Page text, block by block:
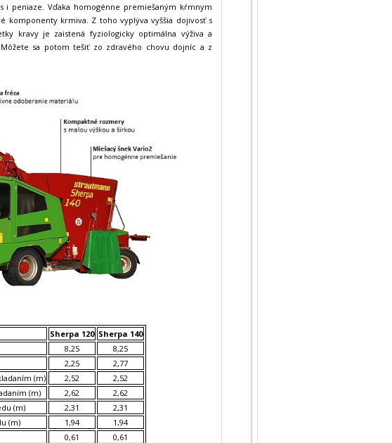
peniaze. Vďaka homogénne premiešaným kŕmnym
komponenty krmiva. Z toho vyplýva vyššia dojivosť s
kravy je zaistená fyziologicky optimálna výživa a
sa potom tešiť zo zdravého chovu dojníc a z
Sherpa 120 Sherpa 140
8,25
8,25
2,25
2,77
(m)
2,52
2,52
(m)
2,62
2,62
(m)
2,31
2,31
(m)
1,94
1,94
0,61
0,61